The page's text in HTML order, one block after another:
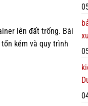
lên đất trống. Bài
kém và quy trình